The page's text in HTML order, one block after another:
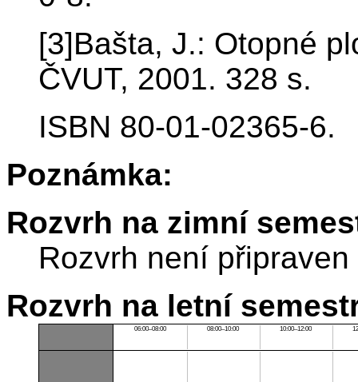
[3]Bašta, J.: Otopné
ČVUT, 2001. 328 s.
ISBN 80-01-02365-6.
Poznámka:
Rozvrh na zimní
Rozvrh není připraven
Rozvrh na letní
06:00–08:00 08:00–10:00 10:00–12:00